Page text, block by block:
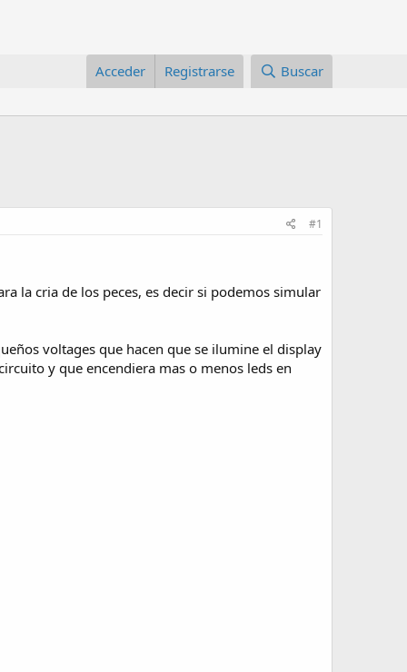
Acceder Registrarse Buscar
#1
la cria de los peces, es decir si podemos simular
voltages que hacen que se ilumine el display
y que encendiera mas o menos leds en